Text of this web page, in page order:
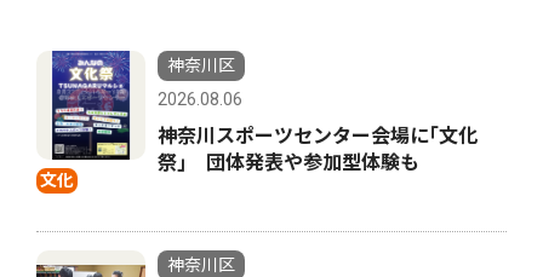
文化
神奈川区
2026.08.06
神奈川スポーツセンター会場に｢文化
祭｣ 団体発表や参加型体験も
神奈川区